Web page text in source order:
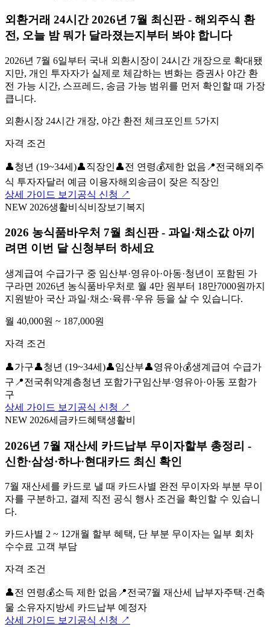
외환거래 24시간 2026년 7월 최신판 - 해외주식 환
전, 오늘 밤 뭐가 달라졌는지부터 봐야 합니다
2026년 7월 6일부터 국내 외환시장이 24시간 개장으로 확대됐
지만, 개인 투자자가 실제로 체감하는 변화는 증권사 야간 환
전 가능 시간, 스프레드, 송금 가능 범위를 먼저 확인할 때 가장
큽니다.
외환시장 24시간 개장, 야간 환전 체크포인트 5가지
자격 조건
👤청년 (19~34세)👤직장인 👤전 연령💰제한 없음 📍전국해외주
식 투자자달러 예금 이용자해외송금이 잦은 직장인
상세 가이드 보기 공식 신청 ↗
NEW 2026생활비 식비 장보기 복지
2026 농식품바우처 7월 최신판 - 과일·채소값 아끼
려면 이번 달 신청부터 하세요
생계급여 수급가구 중 임산부·영유아·아동·청년이 포함된 가
구라면 2026년 농식품바우처로 월 4만 원부터 18만7000원까지
지원받아 국산 과일·채소·육류·우유 등을 살 수 있습니다.
월 40,000원 ~ 187,000원
자격 조건
👤가구👤청년 (19~34세)👤임산부👤영유아💰생계급여 수급가
구 📍전국취약계층청년 포함가구임산부·영유아·아동 포함가
구
상세 가이드 보기 공식 신청 ↗
NEW 2026세금카드혜택생활비
2026년 7월 재산세 카드납부 무이자할부 총정리 -
신한·삼성·하나·현대카드 최신 확인
7월 재산세를 카드로 낼 때 카드사별 완전 무이자와 부분 무이
자를 구분하고, 결제 직전 공식 행사 조건을 확인할 수 있습니
다.
카드사별 2 ~ 12개월 할부 혜택, 단 부분 무이자는 일부 회차
수수료 고객 부담
자격 조건
👤전 연령💰소득 제한 없음 📍전국7월 재산세 납부자주택·건축
물 소유자지방세 카드납부 예정자
상세 가이드 보기 공식 신청 ↗